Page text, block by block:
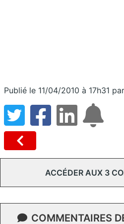
Publié le 11/04/2010 à 17h31 par
ACCÉDER AUX 3
COMMENTAIRES